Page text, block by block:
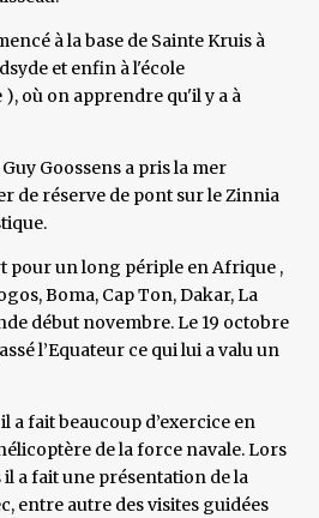
à la base de Sainte Kruis à
et enfin à l'école
où on apprendre qu'il y a à
Goossens a pris la mer
de réserve de pont sur le Zinnia
pour un long périple en Afrique ,
Boma, Cap Ton, Dakar, La
début novembre. Le 19 octobre
l’Equateur ce qui lui a valu un
a fait beaucoup d’exercice en
de la force navale. Lors
il a fait une présentation de la
entre autre des visites guidées